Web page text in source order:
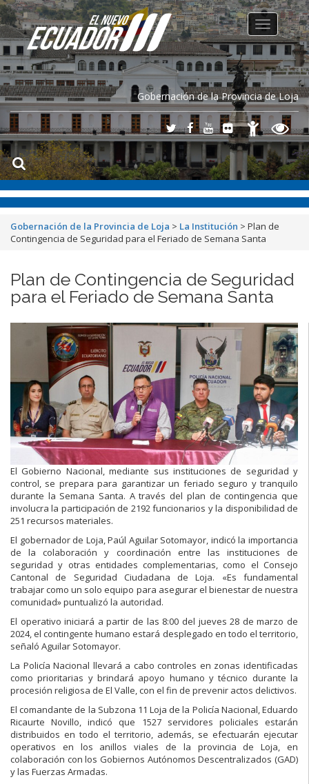
Gobernación de la Provincia de Loja
Toggle
navigation
Gobernación de la Provincia de Loja > La Institución > Plan de
Contingencia de Seguridad para el Feriado de Semana Santa
Plan de Contingencia de Seguridad
para el Feriado de Semana Santa
El Gobierno Nacional, mediante sus instituciones de seguridad y
control, se prepara para garantizar un feriado seguro y tranquilo
durante la Semana Santa. A través del plan de contingencia que
involucra la participación de 2192 funcionarios y la disponibilidad de
251 recursos materiales.
El gobernador de Loja, Paúl Aguilar Sotomayor, indicó la importancia
de la colaboración y coordinación entre las instituciones de
seguridad y otras entidades complementarias, como el Consejo
Cantonal de Seguridad Ciudadana de Loja. «Es fundamental
trabajar como un solo equipo para asegurar el bienestar de nuestra
comunidad» puntualizó la autoridad.
El operativo iniciará a partir de las 8:00 del jueves 28 de marzo de
2024, el contingente humano estará desplegado en todo el territorio,
señaló Aguilar Sotomayor.
La Policía Nacional llevará a cabo controles en zonas identificadas
como prioritarias y brindará apoyo humano y técnico durante la
procesión religiosa de El Valle, con el fin de prevenir actos delictivos.
El comandante de la Subzona 11 Loja de la Policía Nacional, Eduardo
Ricaurte Novillo, indicó que 1527 servidores policiales estarán
distribuidos en todo el territorio, además, se efectuarán ejecutar
operativos en los anillos viales de la provincia de Loja, en
colaboración con los Gobiernos Autónomos Descentralizados (GAD)
y las Fuerzas Armadas.